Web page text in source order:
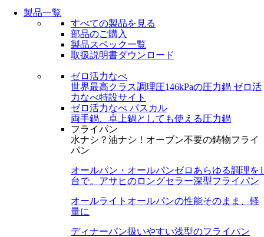
製品一覧
すべての製品を見る
部品のご購入
製品スペック一覧
取扱説明書ダウンロード
ゼロ活力なべ
世界最高クラス調理圧146kPaの圧力鍋 ゼロ活
力なべ特設サイト
ゼロ活力なべ パスカル
両手鍋、卓上鍋としても使える圧力鍋
フライパン
水ナシ？油ナシ！オーブン不要の鋳物フライ
パン
オールパン・オールパンゼロ あらゆる調理を1
台で。アサヒのロングセラー深型フライパン
オールライト オールパンの性能そのまま、軽
量に
ディナーパン扱いやすい浅型のフライパン